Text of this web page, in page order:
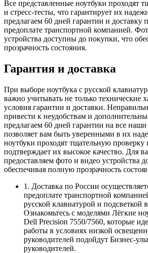
Все представленные ноутбуки проходят
и стресс-тесты, что гарантирует их
предлагаем 60 дней гарантии и доставку
предоплате транспортной компанией.
устройства доступны до покупки, что
прозрачность состояния.
Гарантия и доставка
При выборе ноутбука с русской
важно учитывать не только технические
условия гарантии и доставки.
привести к неудобствам и
предлагаем 60 дней гарантии на все наши
позволяет вам быть уверенными в их
ноутбуки проходят тщательную проверку
подтверждает их высокое качество. Для
предоставляем фото и видео устройства
обеспечивая полную прозрачность
1. Доставка по России
предоплате транспортной
русской клавиатурой и подсветкой
Ознакомьтесь с моделями Лёгкие
Dell Precision 7550/7560, которые
работы в условиях низкой
руководителей подойдут Бизнес-
руководителей.